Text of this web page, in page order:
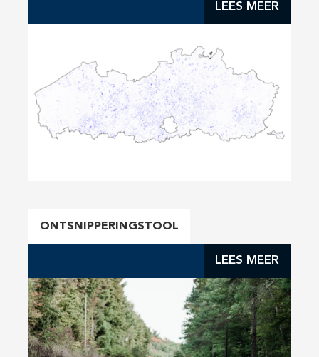
LEES MEER
ONTSNIPPERINGSTOOL
LEES MEER